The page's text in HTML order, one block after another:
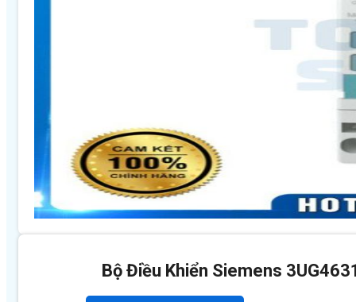
Bộ Điều Khiển Siemens